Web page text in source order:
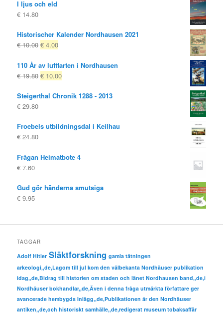
I ljus och eld
€ 14.80
Historischer Kalender Nordhausen 2021
€10.00 Ursprungligt
var:
€ 10.00
€ 4.00Nuvarande
är:
€ 4.00.
110 År av luftfarten i Nordhausen
€19.80 Ursprungligt
var:
€ 10.00Nuvarande
är:
Steigerthal Chronik 1288 - 2013
€ 29.80
Froebels utbildningsdal i Keilhau
€ 24.80
Frågan Heimatbote 4
€ 7.60
Gud gör händerna smutsiga
€ 9.95
TAGGAR
Adolf Hitler Släktforskning gamla tätningen
arkeologi,,de,Lagom till jul kom den välbekanta Nordhäuser publikation
idag,,de,Bidrag till historien om staden och länet Nordhausen band,,de,i
Nordhäuser bokhandlar,,de,Även i denna fråga utmärkta författare ger
avancerade hembygds Inlägg,,de,Publikationen är den Nordhäuser
antiken,,de,och historiskt samhälle,,de,redigerat museum tobaksaffär